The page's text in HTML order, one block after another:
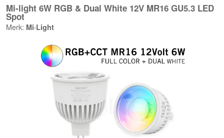
Mi-light 6W RGB & Dual White 12V MR16 GU5.3 LED
Spot
Merk: Mi·Light